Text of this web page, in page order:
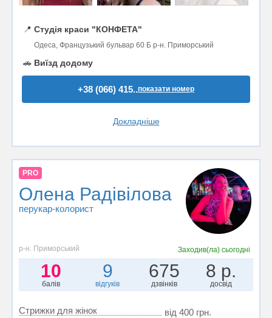
📍 Студія краси "КОНФЕТА"
Одеса, Французький бульвар 60 Б р-н. Приморський
🚗 Виїзд додому
+38 (066) 415..показати номер
Докладніше
PRO
Олена Радівілова
перукар-колорист
р-н. Приморський Заходив(ла)сьогодні
10
балів
9
відгуків
675
дзвінків
8 р.
досвід
Стрижки для жінок
від 400 грн.